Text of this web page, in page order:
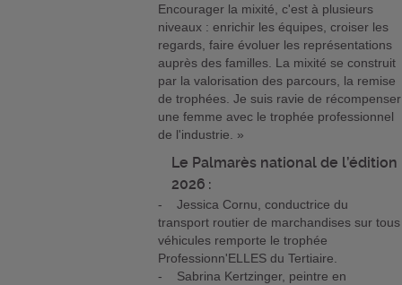
Encourager la mixité, c'est à plusieurs
niveaux : enrichir les équipes, croiser les
regards, faire évoluer les représentations
auprès des familles. La mixité se construit
par la valorisation des parcours, la remise
de trophées. Je suis ravie de récompenser
une femme avec le trophée professionnel
de l'industrie. »
Le Palmarès national de l’édition
2026 :
- Jessica Cornu, conductrice du
transport routier de marchandises sur tous
véhicules remporte le trophée
Professionn'ELLES du Tertiaire.
- Sabrina Kertzinger, peintre en